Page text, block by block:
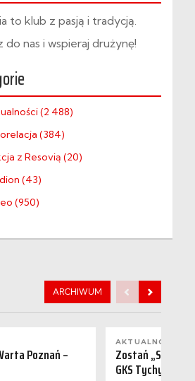
to klub z pasją i tradycją.
do nas i wspieraj drużynę!
(2 488)
(384)
z Resovią (20)
(43)
(950)
ARCHIWUM
Poznań –
AKTUALNOŚCI
Zostań
GKS Tychy